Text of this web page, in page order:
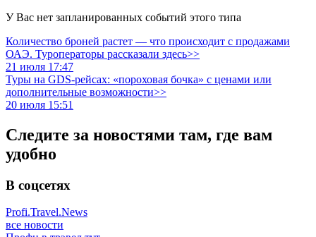
У Вас нет запланированных событий этого типа
Количество броней растет — что происходит с продажами
ОАЭ. Туроператоры рассказали здесь>>
21 июля 17:47
Туры на GDS-рейсах: «пороховая бочка» с ценами или
дополнительные возможности>>
20 июля 15:51
Следите за новостями там, где вам
удобно
В соцсетях
Profi.Travel.News
все новости